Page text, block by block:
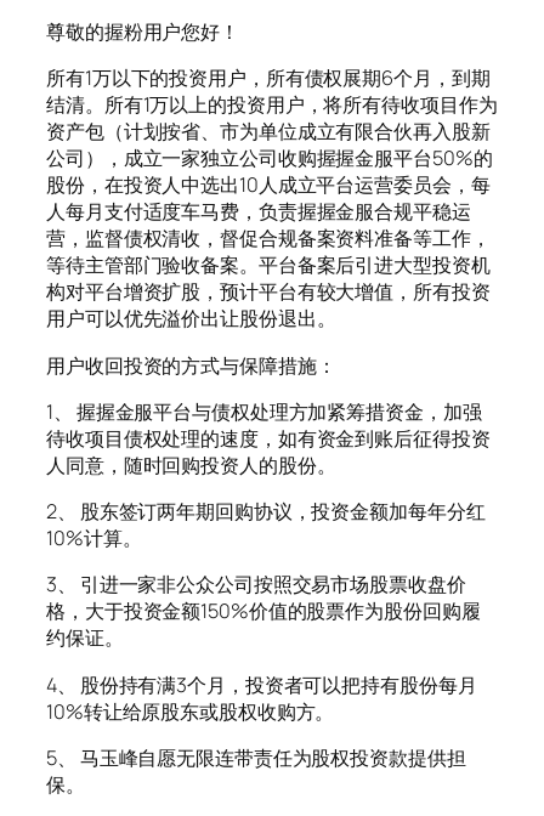
尊敬的握粉用户您好！
所有1万以下的投资用户，所有债权展期6个月，到期
结清。所有1万以上的投资用户，将所有待收项目作为
资产包（计划按省、市为单位成立有限合伙再入股新
公司），成立一家独立公司收购握握金服平台50%的
股份，在投资人中选出10人成立平台运营委员会，每
人每月支付适度车马费，负责握握金服合规平稳运
营，监督债权清收，督促合规备案资料准备等工作，
等待主管部门验收备案。平台备案后引进大型投资机
构对平台增资扩股，预计平台有较大增值，所有投资
用户可以优先溢价出让股份退出。
用户收回投资的方式与保障措施：
1、 握握金服平台与债权处理方加紧筹措资金，加强
待收项目债权处理的速度，如有资金到账后征得投资
人同意，随时回购投资人的股份。
2、 股东签订两年期回购协议，投资金额加每年分红
10%计算。
3、 引进一家非公众公司按照交易市场股票收盘价
格，大于投资金额150%价值的股票作为股份回购履
约保证。
4、 股份持有满3个月，投资者可以把持有股份每月
10%转让给原股东或股权收购方。
5、 马玉峰自愿无限连带责任为股权投资款提供担
保。